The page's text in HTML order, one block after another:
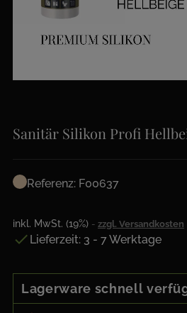
Sanitär Silikon Profi
Referenz: F00637
inkl. MwSt. (19%) zzgl. Versandkosten
 Lieferzeit: 3 - 7 Werktage
Lagerware schnell